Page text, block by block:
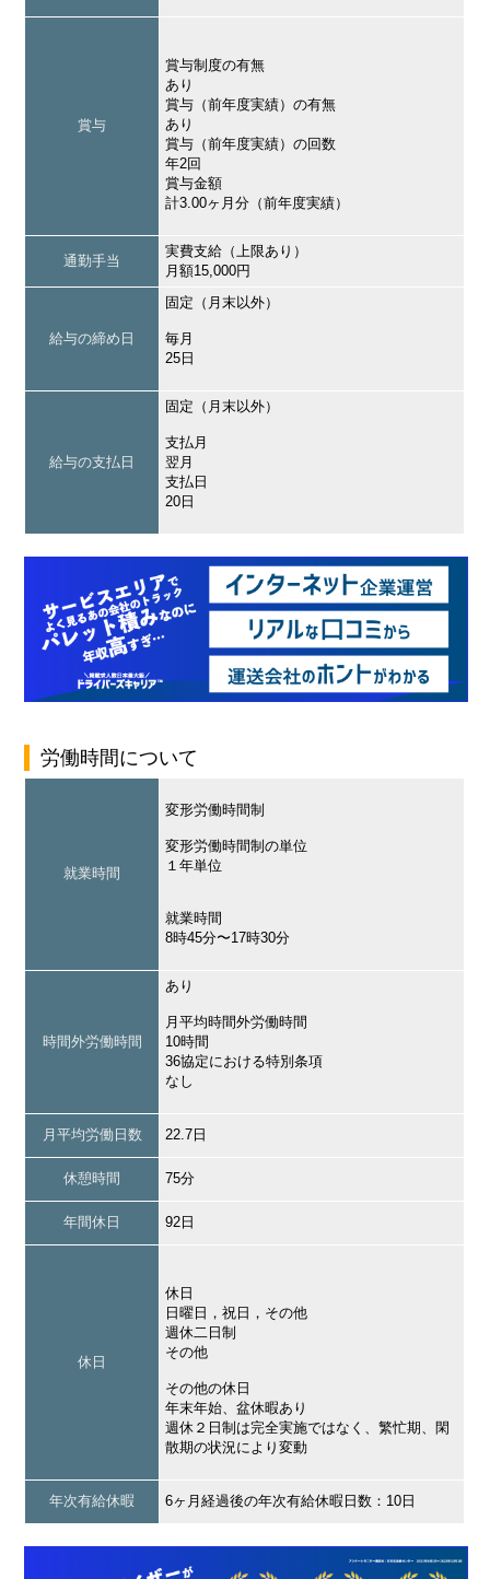
賞与
賞与制度の有無
あり
賞与（前年度実績）の有無
あり
賞与（前年度実績）の回数
年2回
賞与金額
計3.00ヶ月分（前年度実績）
通勤手当
実費支給（上限あり）
月額15,000円
給与の締め日
固定（月末以外）
毎月
25日
給与の支払日
固定（月末以外）
支払月
翌月
支払日
20日
労働時間について
就業時間
変形労働時間制
変形労働時間制の単位
１年単位
就業時間
8時45分〜17時30分
時間外労働時間
あり
月平均時間外労働時間
10時間
36協定における特別条項
なし
月平均労働日数 22.7日
休憩時間 75分
年間休日 92日
休日
休日
日曜日，祝日，その他
週休二日制
その他
その他の休日
年末年始、盆休暇あり
週休２日制は完全実施ではなく、繁忙期、閑
散期の状況により変動
年次有給休暇 6ヶ月経過後の年次有給休暇日数：10日